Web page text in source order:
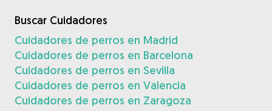
Buscar Cuidadores
Cuidadores de perros en Madrid
Cuidadores de perros en Barcelona
Cuidadores de perros en Sevilla
Cuidadores de perros en Valencia
Cuidadores de perros en Zaragoza